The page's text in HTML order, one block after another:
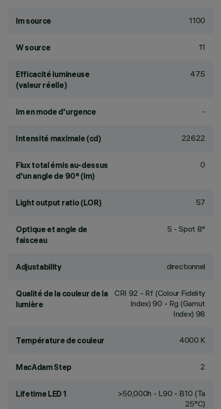
lm source 1100
W source 11
Efficacité lumineuse
(valeur réelle)
47.5
lm en mode d'urgence -
Intensité maximale (cd) 22622
Flux total émis au-dessus
d'un angle de 90° (lm)
0
Light output ratio (LOR) 57
Optique et angle de
faisceau
S - Spot 8°
Adjustability directionnel
Qualité de la couleur de la
lumière
CRI 92 - Rf (Colour Fidelity
Index) 90 - Rg (Gamut
Index) 98
Température de couleur 4000 K
MacAdam Step 2
Lifetime LED 1
>50,000h - L90 - B10 (Ta
25°C)